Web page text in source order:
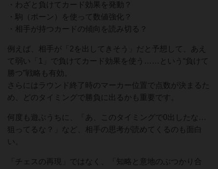
・わざと負けてカード効果を発動？
・駒（ポーン）を使って数値強化？
・相手が持つカードの傾向を読み切る？
例えば、相手が「2を出してきそう」だと予想して、あえ
て弱い「1」で負けてカード効果を使う……という“負けて
勝つ”戦略も有効。
さらにはラウンド終了時のマーカー位置で点数が決まるた
め、どのタイミングで勝負に出るかも重要です。
何度も遊ぶうちに、「あ、このタイミングで0出したな…
狙ってるな？」など、相手の思考が読めてくるのも面白
い。
「チェスの再現」ではなく、「知略と意地のぶつかり合